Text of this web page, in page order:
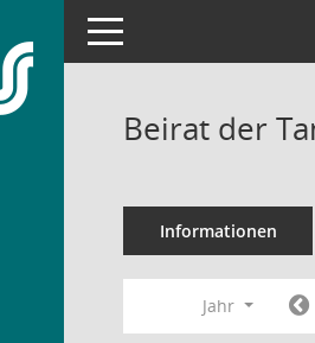
Toggle navigation
Beirat der
Informationen
Jahr